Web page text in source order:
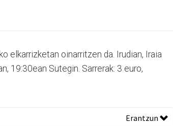
elkarrizketan oinarritzen da. Irudian, Iraia
19:30ean Sutegin. Sarrerak: 3 euro,
Erantzun